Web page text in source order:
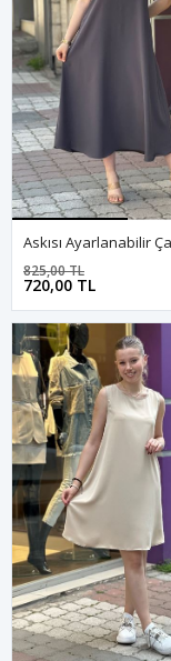
720,00 TL
825,00 TL